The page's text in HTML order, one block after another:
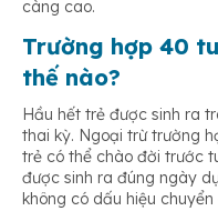
càng cao.
Trường hợp 40
thế nào?
Hầu hết trẻ được sinh ra
thai kỳ. Ngoại trừ trường
trẻ có thể chào đời trước
được sinh ra đúng ngày
không có dấu hiệu